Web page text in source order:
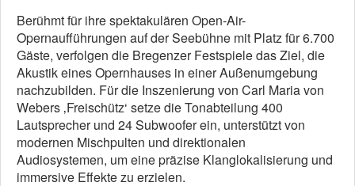
Berühmt für ihre spektakulären Open-Air-
Opernaufführungen auf der Seebühne mit Platz für 6.700
Gäste, verfolgen die Bregenzer Festspiele das Ziel, die
Akustik eines Opernhauses in einer Außenumgebung
nachzubilden. Für die Inszenierung von Carl Maria von
Webers ‚Freischütz‘ setze die Tonabteilung 400
Lautsprecher und 24 Subwoofer ein, unterstützt von
modernen Mischpulten und direktionalen
Audiosystemen, um eine präzise Klanglokalisierung und
immersive Effekte zu erzielen.